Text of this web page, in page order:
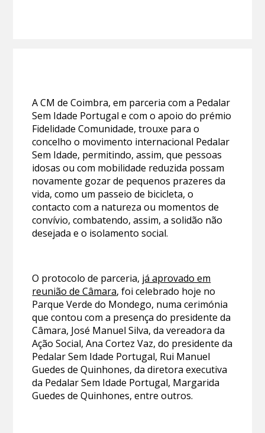
A CM de Coimbra, em parceria com a Pedalar
Sem Idade Portugal e com o apoio do prémio
Fidelidade Comunidade, trouxe para o
concelho o movimento internacional Pedalar
Sem Idade, permitindo, assim, que pessoas
idosas ou com mobilidade reduzida possam
novamente gozar de pequenos prazeres da
vida, como um passeio de bicicleta, o
contacto com a natureza ou momentos de
convívio, combatendo, assim, a solidão não
desejada e o isolamento social.
O protocolo de parceria, já aprovado em
reunião de Câmara, foi celebrado hoje no
Parque Verde do Mondego, numa cerimónia
que contou com a presença do presidente da
Câmara, José Manuel Silva, da vereadora da
Ação Social, Ana Cortez Vaz, do presidente da
Pedalar Sem Idade Portugal, Rui Manuel
Guedes de Quinhones, da diretora executiva
da Pedalar Sem Idade Portugal, Margarida
Guedes de Quinhones, entre outros.